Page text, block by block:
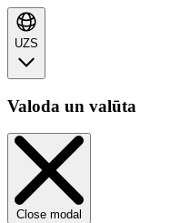
UZS
Valoda un valūta
Close modal